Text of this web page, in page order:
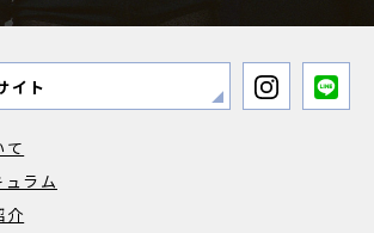
イト
て
ュラム
介